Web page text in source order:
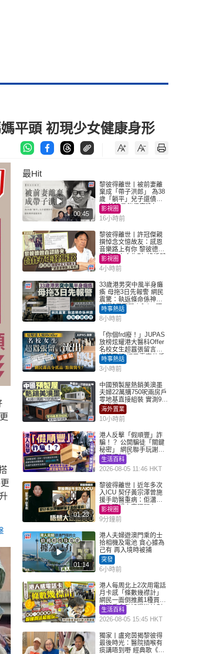
平頭 初現少女健康身形
最Hit
00:45
黎彼得離世丨被前妻離
棄成「帶子洪郎」 為38
歲「躺平」兒子還債多
年 曾盼尋伴侶度晚年
影視圈
16小時前
黎彼得離世丨許冠傑親
撰悼念文憶故友：感恩
音樂路上有你 黎彼德曾
直認唔夾合作7年終拆夥
影視圈
4小時前
33歲港男突中風半身癱
瘓 母拖3日先報警 網民
震驚：執返條命係神蹟
自爆2個惡習｜Juicy叮
時事熱話
8小時前
「你個frd廢！」JUPAS
放榜炫耀港大醫科Offer
名校女生超囂張留言流
出惹眾怒 網民轟高分低
品：點做醫生？｜Juicy
叮
時事熱話
3小時前
中國預製屋熱銷美澳墨
夫婦22萬購750呎兩房戶
零地基直接組裝 實測9個
月激讚
海外置業
10小時前
港人反擊「假順豐」詐
騙！？ 公開騙徒「關鍵
秘密」 網民聯手玩謝：
練習緬甸語
生活百科
2026-08-05 11:46 HKT
01:23
黎彼得離世丨近年多次
入ICU 契仔黃宗澤曾施
援手助醫重病：佢瀟灑
一生唔想大家唔開心
影視圈
9分鐘前
01:14
港人夫婦遊澳門乘的士
拾相機及電池 貪心據為
己有 再入境時被捕
突發
6小時前
港人每周北上2次用電話
月卡感「條數幾襟計」
網民一面倒推薦1種買法
附消委會數據漫遊計劃
消費提示
生活百科
2026-08-05 15:45 HKT
獨家丨盧宛茵揭黎彼得
最後時光：醫院插喉有
痰講唔到嘢 經典歌《浪